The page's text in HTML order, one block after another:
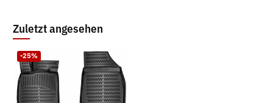
Zuletzt angesehen
-25%